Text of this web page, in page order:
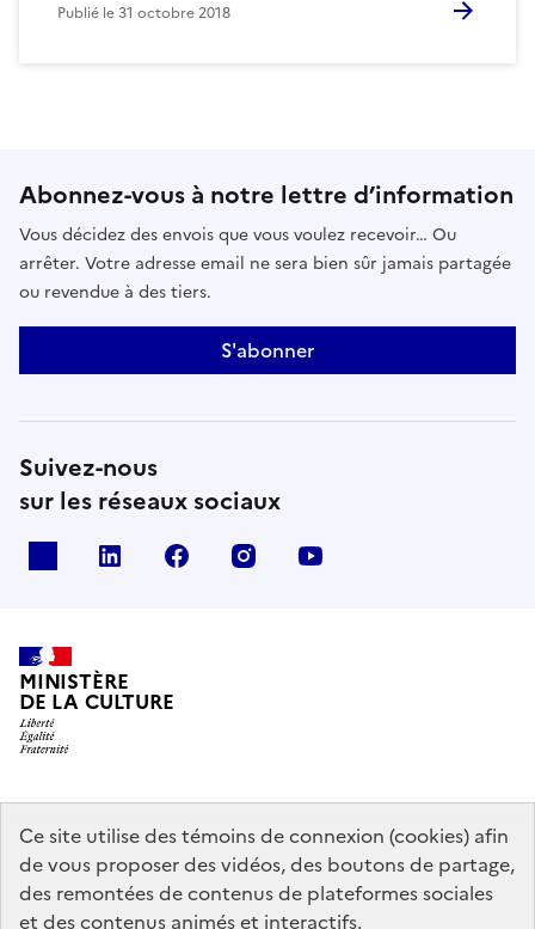
Ce site utilise des témoins de connexion (cookies) afin
de vous proposer des vidéos, des boutons de partage,
des remontées de contenus de plateformes sociales
et des contenus animés et interactifs.
Publié le31 octobre 2018
Abonnez-vous à notre lettre d’information
Vous décidez des envois que vous voulez recevoir… Ou
arrêter. Votre adresse email ne sera bien sûr jamais partagée
ou revendue à des tiers.
S'abonner
Suivez-nous
sur les réseaux sociaux
linkedin facebook instagram
MINISTÈRE
DE LA CULTURE
data.gouv.fr legifrance.gouv.fr
info.gouv.fr
service-public.gouv.fr